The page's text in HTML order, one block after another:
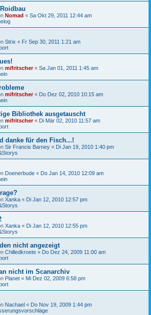
Nomad « Sa Okt 29, 2011 12:44 am
Strix « Fr Sep 30, 2011 1:21 am
mifritscher« Sa Jan 01, 2011 1:45 am
mifritscher« Do Dez 02, 2010 10:15 am
Bibliothek ausgetauscht
mifritscher« Di Mär 02, 2010 11:57 am
danke für den Fisch...!
Sir Francis Barney « Di Jan 19, 2010 1:40 pm
Doenerbude « Do Jan 14, 2010 12:09 am
Xanka « Di Jan 12, 2010 12:57 pm
Xanka « Di Jan 12, 2010 12:55 pm
nicht angezeigt
Chilledkroete « Do Dez 24, 2009 11:00 am
nicht im Scanarchiv
Planet « Mi Dez 02, 2009 6:58 pm
Nachael « Do Nov 19, 2009 1:44 pm